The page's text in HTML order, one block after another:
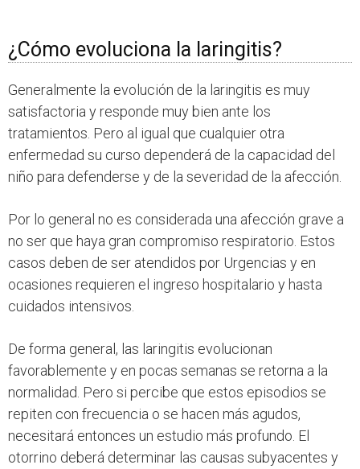
¿Cómo evoluciona la laringitis?
Generalmente la evolución de la laringitis es muy
satisfactoria y responde muy bien ante los
tratamientos. Pero al igual que cualquier otra
enfermedad su curso dependerá de la capacidad del
niño para defenderse y de la severidad de la afección.
Por lo general no es considerada una afección grave a
no ser que haya gran compromiso respiratorio. Estos
casos deben de ser atendidos por Urgencias y en
ocasiones requieren el ingreso hospitalario y hasta
cuidados intensivos.
De forma general, las laringitis evolucionan
favorablemente y en pocas semanas se retorna a la
normalidad. Pero si percibe que estos episodios se
repiten con frecuencia o se hacen más agudos,
necesitará entonces un estudio más profundo. El
otorrino deberá determinar las causas subyacentes y